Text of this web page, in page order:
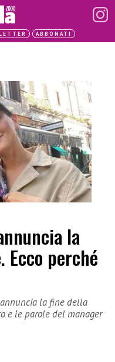
ABBONATI
la
Ecco perché
annuncia la fine della
e le parole del manager